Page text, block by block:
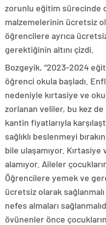
zorunlu eğitim sürecinde
malzemelerinin ücretsiz
öğrencilere ayrıca
gerektiğinin altını çizdi.
Bozgeyik, “2023-2024
öğrenci okula başladı.
nedeniyle kırtasiye ve
zorlanan veliler, bu kez
kantin fiyatlarıyla
sağlıklı beslenmeyi
bile ulaşamıyor.
alamıyor. Aileler
Öğrencilere yemek ve
ücretsiz olarak
nefes almaları
övünenler önce